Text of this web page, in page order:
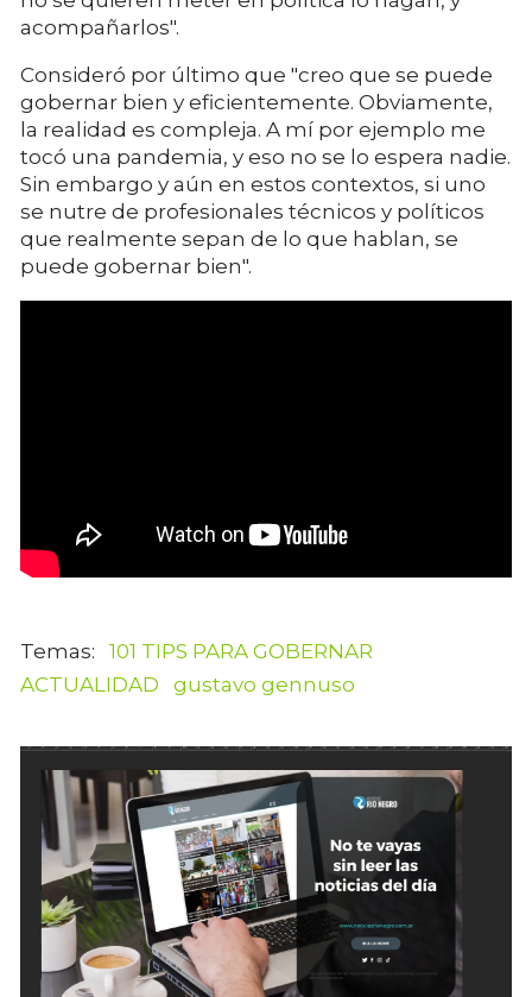
acompañarlos".
Consideró por último que "creo que se puede
gobernar bien y eficientemente. Obviamente,
la realidad es compleja. A mí por ejemplo me
tocó una pandemia, y eso no se lo espera nadie.
Sin embargo y aún en estos contextos, si uno
se nutre de profesionales técnicos y políticos
que realmente sepan de lo que hablan, se
puede gobernar bien".
101 TIPS PARA GOBERNAR
ACTUALIDAD
gustavo gennuso